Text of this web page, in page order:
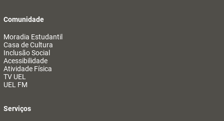
Comunidade
Moradia Estudantil
Casa de Cultura
Inclusão Social
Acessibilidade
Atividade Física
TV UEL
UEL FM
Serviços